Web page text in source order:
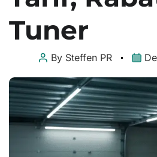
Tuner
By Steffen PR